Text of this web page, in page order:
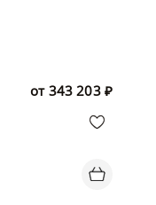
от 343 203 ₽